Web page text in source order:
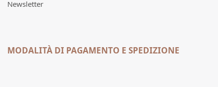
Newsletter
MODALITÀ DI PAGAMENTO E SPEDIZIONE